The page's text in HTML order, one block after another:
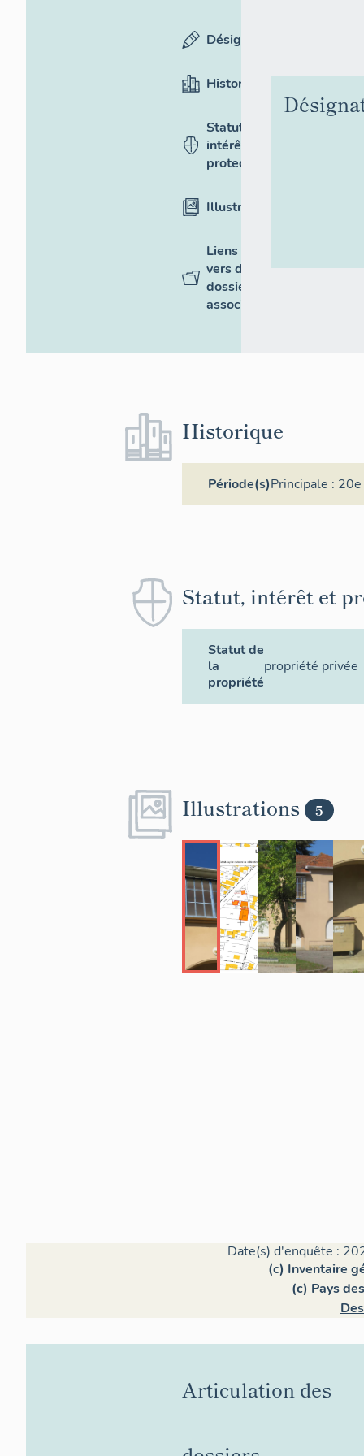
Désignation
Historique
Statut,
intérêt et
protection
Illustrations
Liens
vers des
dossiers
associés
Historique
Période(s)Principale :
Statut, intérêt et
Statut de
la
propriété
propriété privée
Illustrations 5
Date(s) d'enquête :
(c) Inventaire
(c) Pays
Articulation des